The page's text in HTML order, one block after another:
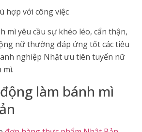
hợp với công việc
mì yêu cầu sự khéo léo, cẩn thận,
nữ thường đáp ứng tốt các tiêu
nghiệp Nhật ưu tiên tuyển nữ
mì.
làm bánh mì